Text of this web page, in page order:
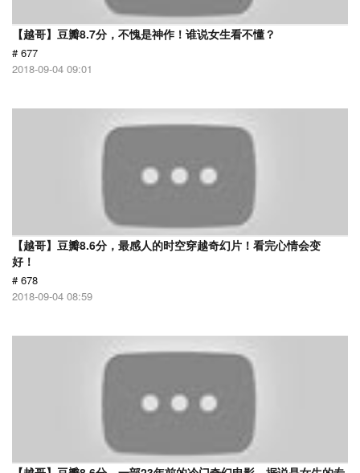
【越哥】豆瓣8.7分，不愧是神作！谁说女生看不懂？
# 677
2018-09-04 09:01
【越哥】豆瓣8.6分，最感人的时空穿越奇幻片！看完心情会变
好！
# 678
2018-09-04 08:59